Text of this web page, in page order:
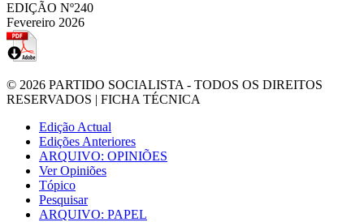
EDIÇÃO Nº240
Fevereiro 2026
© 2026 PARTIDO SOCIALISTA - TODOS OS DIREITOS
RESERVADOS | FICHA TÉCNICA
Edição Actual
Edições Anteriores
ARQUIVO: OPINIÕES
Ver Opiniões
Tópico
Pesquisar
ARQUIVO: PAPEL